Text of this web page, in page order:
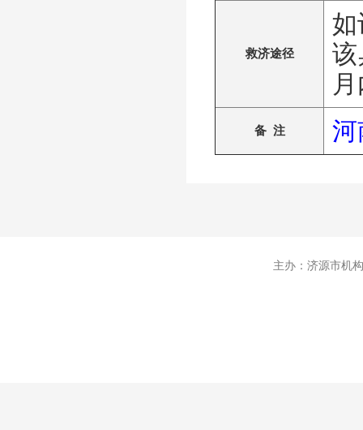
救济途径
如
备 注 河
主办：济源市机